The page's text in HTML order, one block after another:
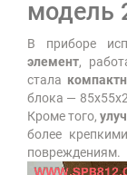
модель
В приборе
элемент,
стала
блока —
Кроме того,
более
повреждениям.